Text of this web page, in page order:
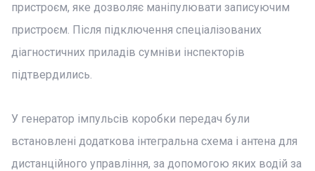
пристроєм, яке дозволяє маніпулювати записуючим
пристроєм. Після підключення спеціалізованих
діагностичних приладів сумніви інспекторів
підтвердились.
У генератор імпульсів коробки передач були
встановлені додаткова інтегральна схема і антена для
дистанційного управління, за допомогою яких водій за